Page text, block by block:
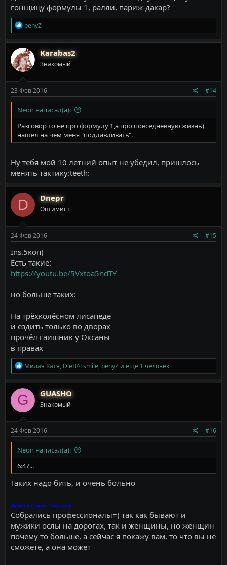
гонщицу формулы 1, ралли, париж-дакар?
Р
е
а
к
ц
и
и
penyZ
Karabas2
Знакомый
23 Фев 2016 #14
Neon написал(а):
Разговор то не про формулу 1,а про повседневную жизнь)
нашел на чем меня "подлавливать".
Ну тебя мой 10 летний опыт не убедил, пришлось
менять тактику:teeth:
D Dnepr
Оптимист
24 Фев 2016 #15
Ins.5коп)
Есть такие:
https://youtu.be/5Vxtoa5ndTY
но больше таких:
На трёхколёсном лисапеде
и ездить только во дворах
прочёл гаишник у Оксаны
в правах
Р
е
а
к
ц
и
и
Милая Катя, DieB^Tsmile, penyZ и ещё 1 человек
G GUASHO
Знакомый
24 Фев 2016 #16
Neon написал(а):
6:47...
Таких надо бить, и очень больно
Добавлено через 1 минуту
Собрались профессионалы=) так как бывают и
мужики ослы на дорогах, так и женщины, но женщин
почему то больше, а сейчас я покажу вам, то что вы не
сможете, а она может